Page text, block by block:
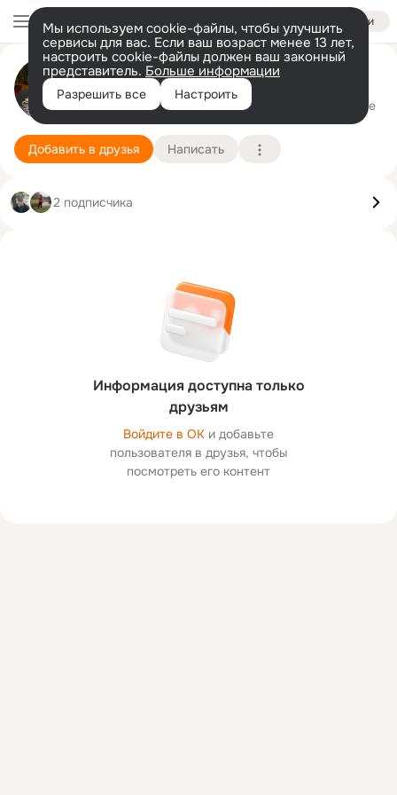
Войти
Мы используем cookie-файлы, чтобы улучшить
сервисы для вас. Если ваш возраст менее 13 лет,
настроить cookie-файлы должен ваш законный
представитель. Больше информации
Разрешить все Настроить
Ольга Наумова (Аршинчикова)
24 февраля (50 лет) Подробнее
Добавить в друзья Написать
Информация доступна только
друзьям
Войдите в ОК и добавьте
пользователя в друзья, чтобы
посмотреть его контент
2 подписчика